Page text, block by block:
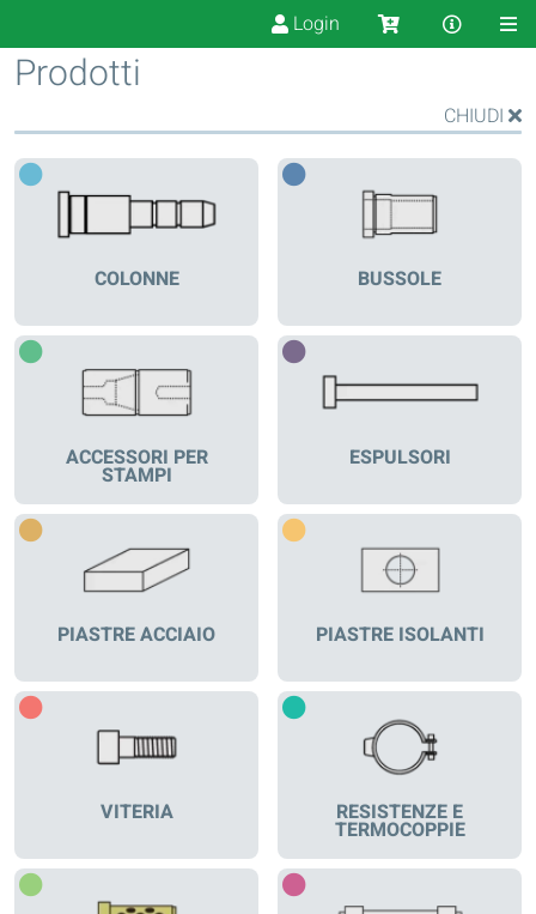
Login
Prodotti
CHIUDI
COLONNE BUSSOLE
ACCESSORI PER
STAMPI
ESPULSORI
PIASTRE ACCIAIO PIASTRE ISOLANTI
VITERIA RESISTENZE E
TERMOCOPPIE